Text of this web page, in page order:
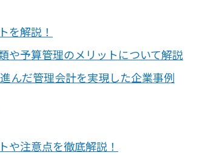
を解説！
や予算管理のメリットについて解説
んだ管理会計を実現した企業事例
や注意点を徹底解説！